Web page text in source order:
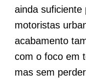
ainda suficiente
motoristas
acabamento
com o foco em
mas sem